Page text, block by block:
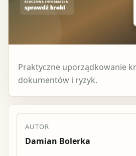
Praktyczne uporządkowanie
dokumentów i ryzyk.
AUTOR
Damian Bolerka